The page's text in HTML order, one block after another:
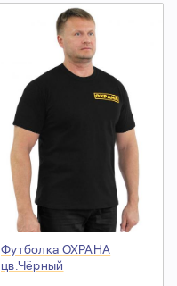
Футболка ОХРАНА
цв.Чёрный